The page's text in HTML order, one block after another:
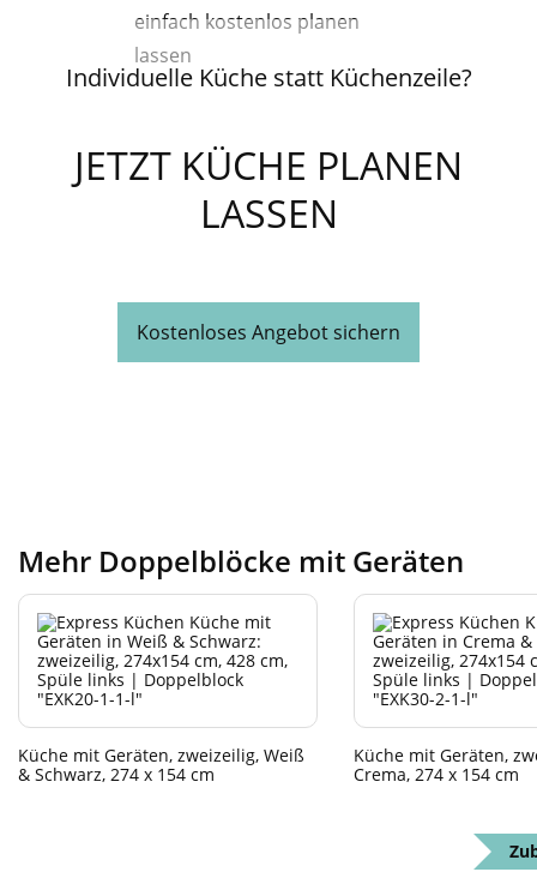
Individuelle Küche statt Küchenzeile?
JETZT KÜCHE PLANEN
LASSEN
Kostenloses Angebot sichern
Mehr Doppelblöcke mit Geräten
Küche mit Geräten, zweizeilig, Weiß
& Schwarz, 274 x 154 cm
Küche mit Geräten,
Crema, 274 x 154 cm